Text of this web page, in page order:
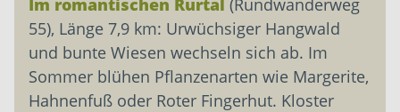
55), Länge 7,9 km: Urwüchsiger Hangwald
und bunte Wiesen wechseln sich ab. Im
Sommer blühen Pflanzenarten wie Margerite,
Hahnenfuß oder Roter Fingerhut. Kloster